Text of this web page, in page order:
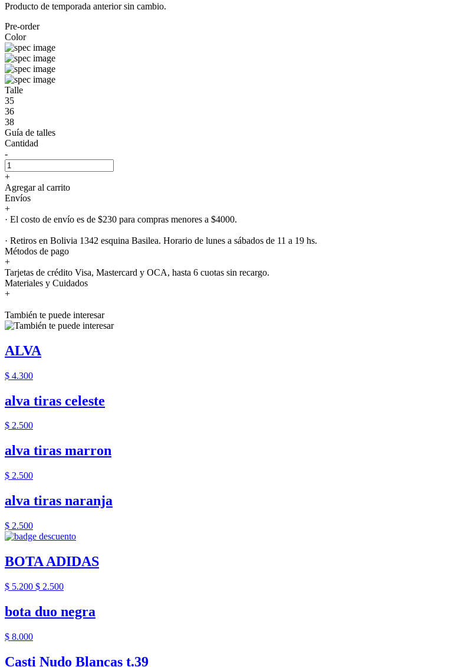
Producto de temporada anterior sin cambio.
Pre-order
Color
Talle
35
36
38
Guía de talles
Cantidad
-
+
Agregar al carrito
Envíos
+
· El costo de envío es de $230 para compras menores a $4000.
· Retiros en Bolivia 1342 esquina Basilea. Horario de lunes a sábados de 11 a 19 hs.
Métodos de pago
+
Tarjetas de crédito Visa, Mastercard y OCA, hasta 6 cuotas sin recargo.
Materiales y Cuidados
+
También te puede interesar
ALVA
$ 4.300
alva tiras celeste
$ 2.500
alva tiras marron
$ 2.500
alva tiras naranja
$ 2.500
BOTA ADIDAS
$ 5.200 $ 2.500
bota duo negra
$ 8.000
Casti Nudo Blancas t.39